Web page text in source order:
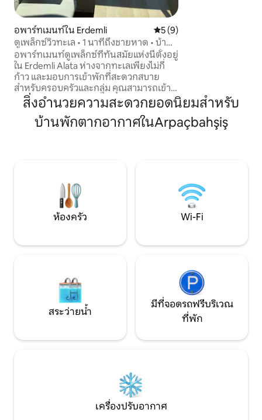
อพาร์ทเมนท์ใน Erdemli คะแนนเฉลี่ย 5 จาก 5, 9 รีวิว
5 (9)
ดูเพล็กซ์วิวทะเล • 1 นาทีถึงชายหาด • บ้าน
สำหรับครอบครัว
อพาร์ทเมนท์ดูเพล็กซ์ที่ทันสมัยแห่งนี้ตั้งอยู่
ใน Erdemli Alata ห่างจากทะเลเพียงไม่กี่
ก้าว และมอบการเข้าพักที่สะดวกสบาย
สำหรับครอบครัวและกลุ่ม คุณสามารถเข้า
ถึงชายหาดสาธารณะที่ใช้ได้ฟรีได้อย่าง
ง่ายดายและเพลิดเพลินกับทะเล
เมดิเตอร์เรเนียน เหมาะอย่างยิ่งสำหรับการ
เข้าพักระยะสั้นและระยะยาว ด้วยทำเลที่อยู่
กว้างขวาง สามารถจัดเตรียมเตียงเด็ก
(crib) ให้กับครอบครัวที่มีเด็กเล็กได้ตาม
คำขอโดยมีค่าใช้จ่ายเพิ่มเติม 🌊☀️🏖️🏡
ต้องการหลีกหนีจา
ในเมือง
สิ่งอำนวยความสะดวกยอดนิยมสำหรับ
บ้านพักตากอากาศในArpaçbahşiş
ห้องครัว Wi-Fi
สระว่ายน้ำ
มีที่จอดรถฟรีบริเวณ
ที่พัก
เครื่องปรับอากาศ